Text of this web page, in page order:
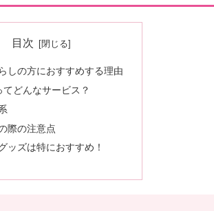
目次
しの方におすすめする理由
てどんなサービス？
際の注意点
ッズは特におすすめ！